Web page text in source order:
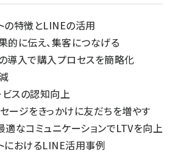
の特徴とLINEの活用
的に伝え、集客につなげる
導入で購入プロセスを簡略化
スの認知向上
ージをきっかけに友だちを増やす
適なコミュニケーションでLTVを向上
におけるLINE活用事例